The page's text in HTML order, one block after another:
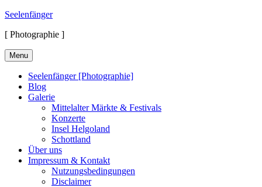
Skip
content
Seelenfänger
[ Photographie ]
Menu
Seelenfänger [Photographie]
Blog
Galerie
Mittelalter Märkte & Festivals
Konzerte
Insel Helgoland
Schottland
Über uns
Impressum & Kontakt
Nutzungsbedingungen
Disclaimer